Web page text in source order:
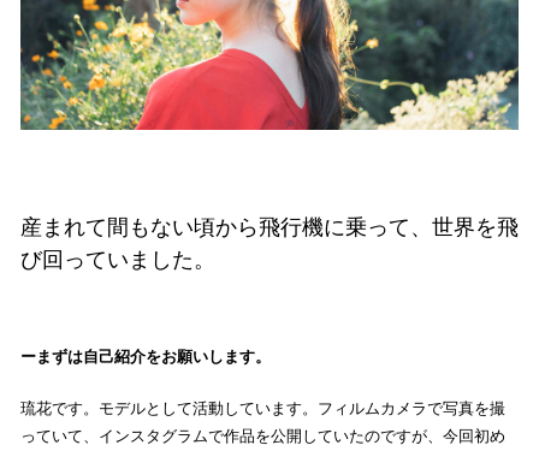
産まれて間もない頃から飛行機に乗って、世界を飛
び回っていました。
まずは自己紹介をお願いします。
琉花です。モデルとして活動しています。フィルムカメラで写真を撮
っていて、インスタグラムで作品を公開していたのですが、今回初め